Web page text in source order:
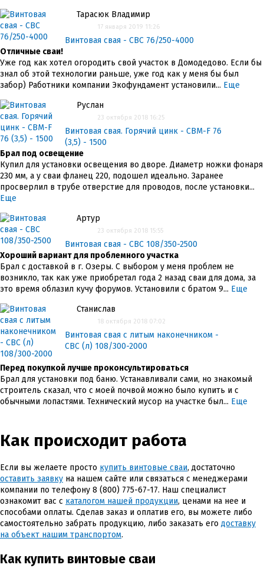
Тарасюк Владимир
17 января 2019 11:26
Винтовая свая - СВС 76/250-4000
Отличные сваи!
Уже год как хотел огородить свой участок в Домодедово. Если бы
знал об этой технологии раньше, уже год как у меня бы был
забор) Работники компании Экофундамент установили... Еще
Руслан
23 октября 2018 16:25
Винтовая свая. Горячий цинк - СВМ-F 76
(3,5) - 1500
Брал под освещение
Купил для установки освещения во дворе. Диаметр ножки фонаря
230 мм, а у сваи фланец 220, подошел идеально. Заранее
просверлил в трубе отверстие для проводов, после установки...
Еще
Артур
23 октября 2018 15:55
Винтовая свая - СВС 108/350-2500
Хороший вариант для проблемного участка
Брал с доставкой в г. Озеры. С выбором у меня проблем не
возникло, так как уже приобретал года 2 назад сваи для дома, за
это время облазил кучу форумов. Установили с братом 9... Еще
Станислав
18 октября 2018 07:02
Винтовая свая с литым наконечником -
СВС (л) 108/300-2000
Перед покупкой лучше проконсультироваться
Брал для установки под баню. Устанавливали сами, но знакомый
строитель сказал, что с моей почвой можно было купить и с
обычными лопастями. Технический мусор на участке был... Еще
Как происходит работа
Если вы желаете просто купить винтовые сваи, достаточно
оставить заявку на нашем сайте или связаться с менеджерами
компании по телефону 8 (800) 775-67-17. Наш специалист
ознакомит вас с каталогом нашей продукции, ценами на нее и
способами оплаты. Сделав заказ и оплатив его, вы можете либо
самостоятельно забрать продукцию, либо заказать его доставку
на объект нашим транспортом.
Как купить винтовые сваи